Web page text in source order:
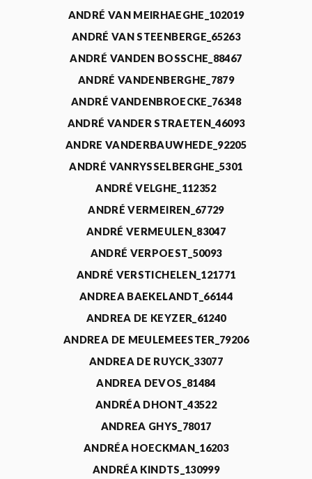
ANDRÉ VAN MEIRHAEGHE_102019
ANDRÉ VAN STEENBERGE_65263
ANDRÉ VANDEN BOSSCHE_88467
ANDRÉ VANDENBERGHE_7879
ANDRÉ VANDENBROECKE_76348
ANDRÉ VANDER STRAETEN_46093
ANDRE VANDERBAUWHEDE_92205
ANDRÉ VANRYSSELBERGHE_5301
ANDRÉ VELGHE_112352
ANDRÉ VERMEIREN_67729
ANDRÉ VERMEULEN_83047
ANDRÉ VERPOEST_50093
ANDRÉ VERSTICHELEN_121771
ANDREA BAEKELANDT_66144
ANDREA DE KEYZER_61240
ANDREA DE MEULEMEESTER_79206
ANDREA DE RUYCK_33077
ANDREA DEVOS_81484
ANDRÉA DHONT_43522
ANDREA GHYS_78017
ANDRÉA HOECKMAN_16203
ANDRÉA KINDTS_130999